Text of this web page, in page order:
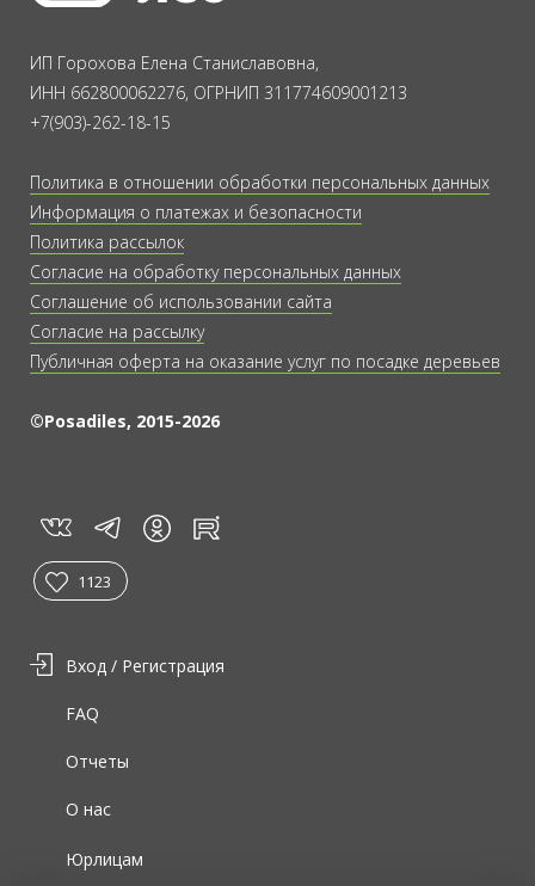
ИП Горохова Елена Станиславовна,
ИНН 662800062276, ОГРНИП 311774609001213
+7(903)-262-18-15
Политика в отношении обработки персональных данных
Информация о платежах и безопасности
Политика рассылок
Согласие на обработку персональных данных
Соглашение об использовании сайта
Согласие на рассылку
Публичная оферта на оказание услуг по посадке деревьев
©Posadiles, 2015-2026
vk tg in rt
1123
Вход / Регистрация
Юрлицам
О нас
Отчеты
FAQ